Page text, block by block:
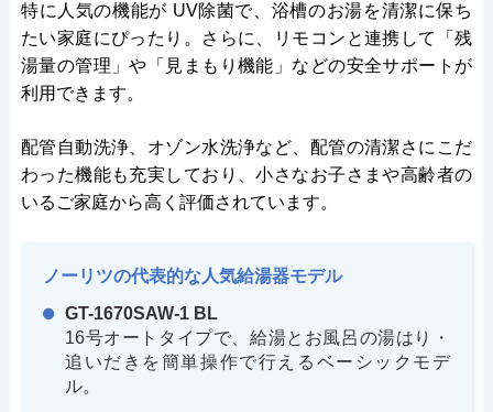
特に人気の機能が UV除菌で、浴槽のお湯を清潔に保ち
たい家庭にぴったり。さらに、リモコンと連携して「残
湯量の管理」や「見まもり機能」などの安全サポートが
利用できます。
配管自動洗浄、オゾン水洗浄など、配管の清潔さにこだ
わった機能も充実しており、小さなお子さまや高齢者の
いるご家庭から高く評価されています。
ノーリツの代表的な人気給湯器モデル
GT-1670SAW-1 BL
16号オートタイプで、給湯とお風呂の湯はり・
追いだきを簡単操作で行えるベーシックモデ
ル。